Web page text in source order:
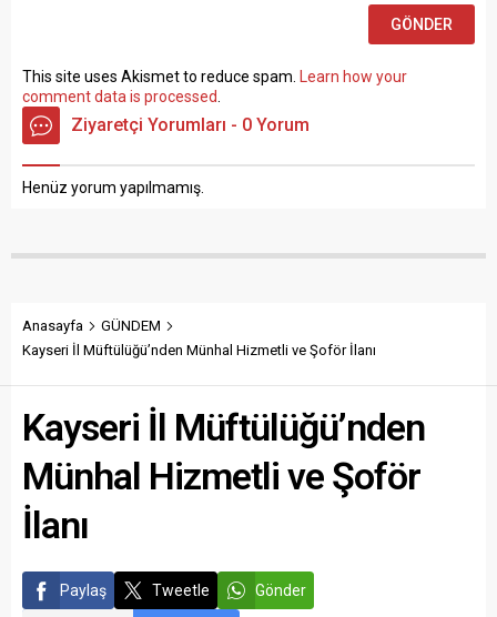
This site uses Akismet to reduce spam.
Learn how your
comment data is processed
Ziyaretçi Yorumları - 0 Yorum
Henüz yorum yapılmamış.
Anasayfa
GÜNDEM
Kayseri İl Müftülüğü’nden Münhal Hizmetli ve Şoför İlanı
Kayseri İl Müftülüğü’nden
Münhal Hizmetli ve Şoför
İlanı
Paylaş Tweetle Gönder